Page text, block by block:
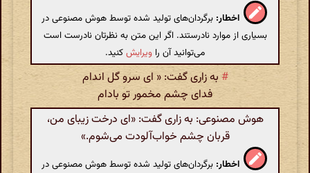
اخطار: برگردان‌های تولید شده توسط هوش مصنوعی در
بسیاری از موارد نادرستند. اگر این متن به نظرتان نادرست است
می‌توانید آن را ویرایشکنید.
# به زاری گفت: « ای سرو گل اندام
فدای چشم مخمور تو بادام
هوش مصنوعی: به زاری گفت: «ای درخت زیبای من،
قربان چشم خواب‌آلودت می‌شوم.»
اخطار: برگردان‌های تولید شده توسط هوش مصنوعی در